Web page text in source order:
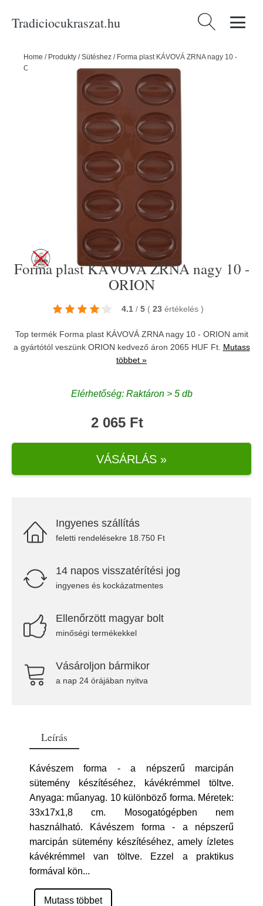
Tradiciocukraszat.hu Keresés:
Home / Produkty /Sütéshez / Forma plast KÁVOVÁ ZRNA nagy 10 -
ORION
Forma plast KÁVOVÁ ZRNA nagy 10 -
ORION
4.1 / 5 ( 23 értékelés )
Top termék Forma plast KÁVOVÁ ZRNA nagy 10 - ORION amit
a gyártótól veszünk ORION kedvező áron 2065 HUF Ft. Mutass
többet »
Elérhetőség: Raktáron > 5 db
2 065 Ft
VÁSÁRLÁS »
Ingyenes szállítás
feletti rendelésekre 18.750 Ft
14 napos visszatérítési jog
ingyenes és kockázatmentes
Ellenőrzött magyar bolt
minőségi termékekkel
Vásároljon bármikor
a nap 24 órájában nyitva
Leírás
Kávészem forma - a népszerű marcipán
sütemény készítéséhez, kávékrémmel töltve.
Anyaga: műanyag. 10 különböző forma. Méretek:
33x17x1,8 cm. Mosogatógépben nem
használható. Kávészem forma - a népszerű
marcipán sütemény készítéséhez, amely ízletes
kávékrémmel van töltve. Ezzel a praktikus
formával kön...
Mutass többet